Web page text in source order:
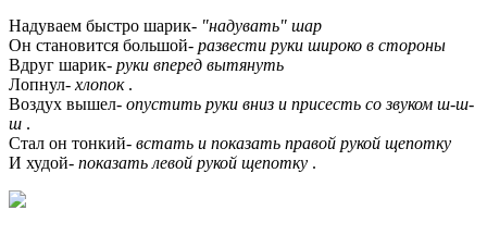
Надуваем быстро шарик- "надувать" шар
Он становится большой- развести руки широко в стороны
Вдруг шарик- руки вперед вытянуть
Лопнул- хлопок .
Воздух вышел- опустить руки вниз и присесть со звуком ш-ш-
ш .
Стал он тонкий- встать и показать правой рукой щепотку
И худой- показать левой рукой щепотку .